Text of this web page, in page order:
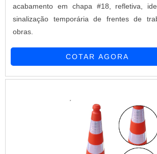
acabamento em chapa #18, refletiva,
sinalização temporária de frentes de
obras.
COTAR AGORA